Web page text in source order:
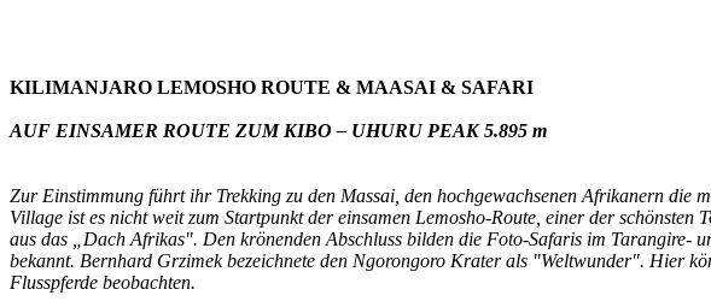
KILIMANJARO LEMOSHO ROUTE & MAASAI & SAFARI
AUF EINSAMER ROUTE ZUM KIBO – UHURU PEAK 5.895 m
Zur Einstimmung führt ihr Trekking zu den Massai, den hochgewachsenen Afrikanern
Village ist es nicht weit zum Startpunkt der einsamen Lemosho-Route, einer der
aus das „Dach Afrikas". Den krönenden Abschluss bilden die Foto-Safaris im Tarangire-
bekannt. Bernhard Grzimek bezeichnete den Ngorongoro Krater als "Weltwunder". Hier
Flusspferde beobachten.